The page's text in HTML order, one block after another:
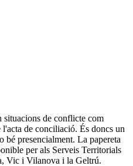
situacions de conflicte com
de conciliació. És doncs un
presencialment. La papereta
per als Serveis Territorials
Vic i Vilanova i la Geltrú.